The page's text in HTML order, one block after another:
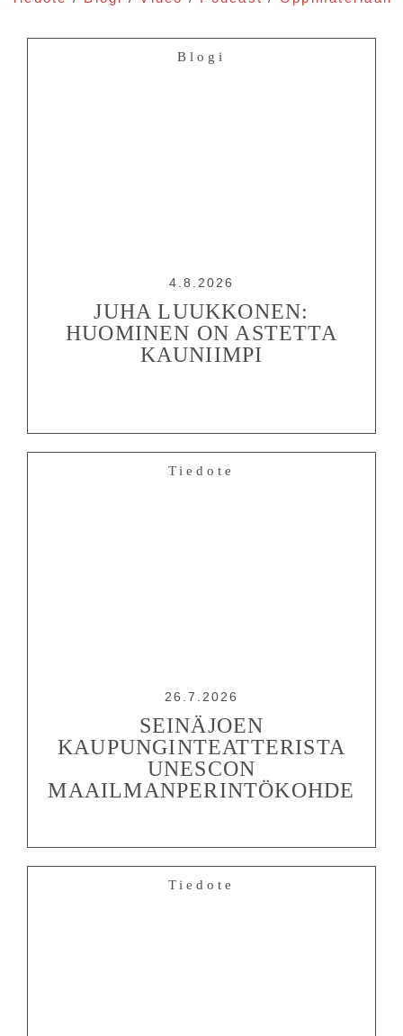
Blogi
4.8.2026
JUHA LUUKKONEN:
HUOMINEN ON ASTETTA
KAUNIIMPI
Tiedote
26.7.2026
SEINÄJOEN
KAUPUNGINTEATTERISTA
UNESCON
MAAILMANPERINTÖKOHDE
Tiedote